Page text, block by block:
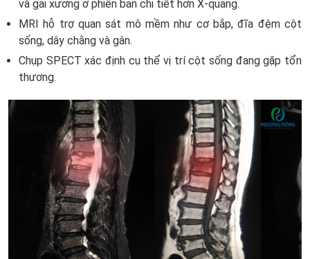
và gai xương ở phiên bản chi tiết hơn X-quang.
MRI hỗ trợ quan sát mô mềm như cơ bắp, đĩa đệm cột
sống, dây chằng và gân.
Chụp SPECT xác định cụ thể vị trí cột sống đang gặp tổn
thương.